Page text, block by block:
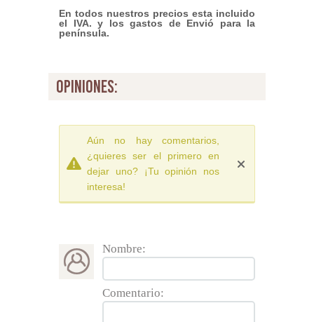
En todos nuestros precios esta incluido
el IVA. y los gastos de Envió para la
península.
opiniones:
Aún no hay comentarios,
¿quieres ser el primero en
dejar uno? ¡Tu opinión nos
interesa!
Nombre:
Comentario: